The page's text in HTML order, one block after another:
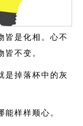
皆是化相。心不
不变。
是掉落杯中的灰
样样顺心。